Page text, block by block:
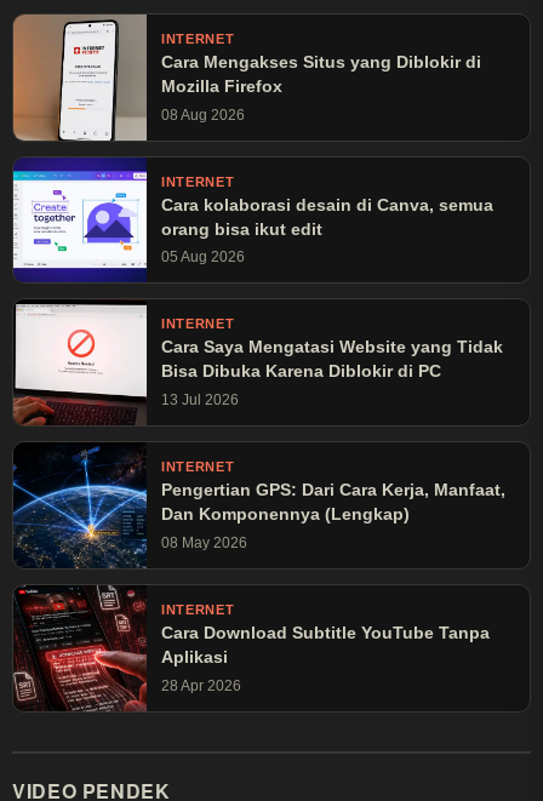
INTERNET
Cara Mengakses Situs yang Diblokir di
Mozilla Firefox
08 Aug 2026
INTERNET
Cara kolaborasi desain di Canva, semua
orang bisa ikut edit
05 Aug 2026
INTERNET
Cara Saya Mengatasi Website yang Tidak
Bisa Dibuka Karena Diblokir di PC
13 Jul 2026
INTERNET
Pengertian GPS: Dari Cara Kerja, Manfaat,
Dan Komponennya (Lengkap)
08 May 2026
INTERNET
Cara Download Subtitle YouTube Tanpa
Aplikasi
28 Apr 2026
VIDEO PENDEK